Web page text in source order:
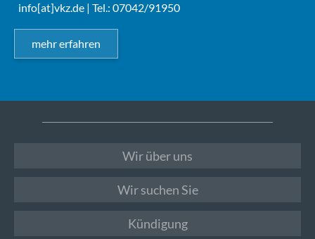
info[at]vkz.de | Tel.: 07042/91950
mehr erfahren
Wir über uns
Wir suchen Sie
Kündigung